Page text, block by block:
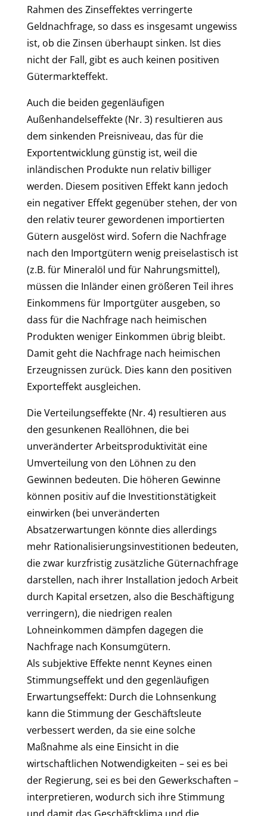
Rahmen des Zinseffektes verringerte
Geldnachfrage, so dass es insgesamt ungewiss
ist, ob die Zinsen überhaupt sinken. Ist dies
nicht der Fall, gibt es auch keinen positiven
Gütermarkteffekt.
Auch die beiden gegenläufigen
Außenhandelseffekte (Nr. 3) resultieren aus
dem sinkenden Preisniveau, das für die
Exportentwicklung günstig ist, weil die
inländischen Produkte nun relativ billiger
werden. Diesem positiven Effekt kann jedoch
ein negativer Effekt gegenüber stehen, der von
den relativ teurer gewordenen importierten
Gütern ausgelöst wird. Sofern die Nachfrage
nach den Importgütern wenig preiselastisch ist
(z.B. für Mineralöl und für Nahrungsmittel),
müssen die Inländer einen größeren Teil ihres
Einkommens für Importgüter ausgeben, so
dass für die Nachfrage nach heimischen
Produkten weniger Einkommen übrig bleibt.
Damit geht die Nachfrage nach heimischen
Erzeugnissen zurück. Dies kann den positiven
Exporteffekt ausgleichen.
Die Verteilungseffekte (Nr. 4) resultieren aus
den gesunkenen Reallöhnen, die bei
unveränderter Arbeitsproduktivität eine
Umverteilung von den Löhnen zu den
Gewinnen bedeuten. Die höheren Gewinne
können positiv auf die Investitionstätigkeit
einwirken (bei unveränderten
Absatzerwartungen könnte dies allerdings
mehr Rationalisierungsinvestitionen bedeuten,
die zwar kurzfristig zusätzliche Güternachfrage
darstellen, nach ihrer Installation jedoch Arbeit
durch Kapital ersetzen, also die Beschäftigung
verringern), die niedrigen realen
Lohneinkommen dämpfen dagegen die
Nachfrage nach Konsumgütern.
Als subjektive Effekte nennt Keynes einen
Stimmungseffekt und den gegenläufigen
Erwartungseffekt: Durch die Lohnsenkung
kann die Stimmung der Geschäftsleute
verbessert werden, da sie eine solche
Maßnahme als eine Einsicht in die
wirtschaftlichen Notwendigkeiten – sei es bei
der Regierung, sei es bei den Gewerkschaften –
interpretieren, wodurch sich ihre Stimmung